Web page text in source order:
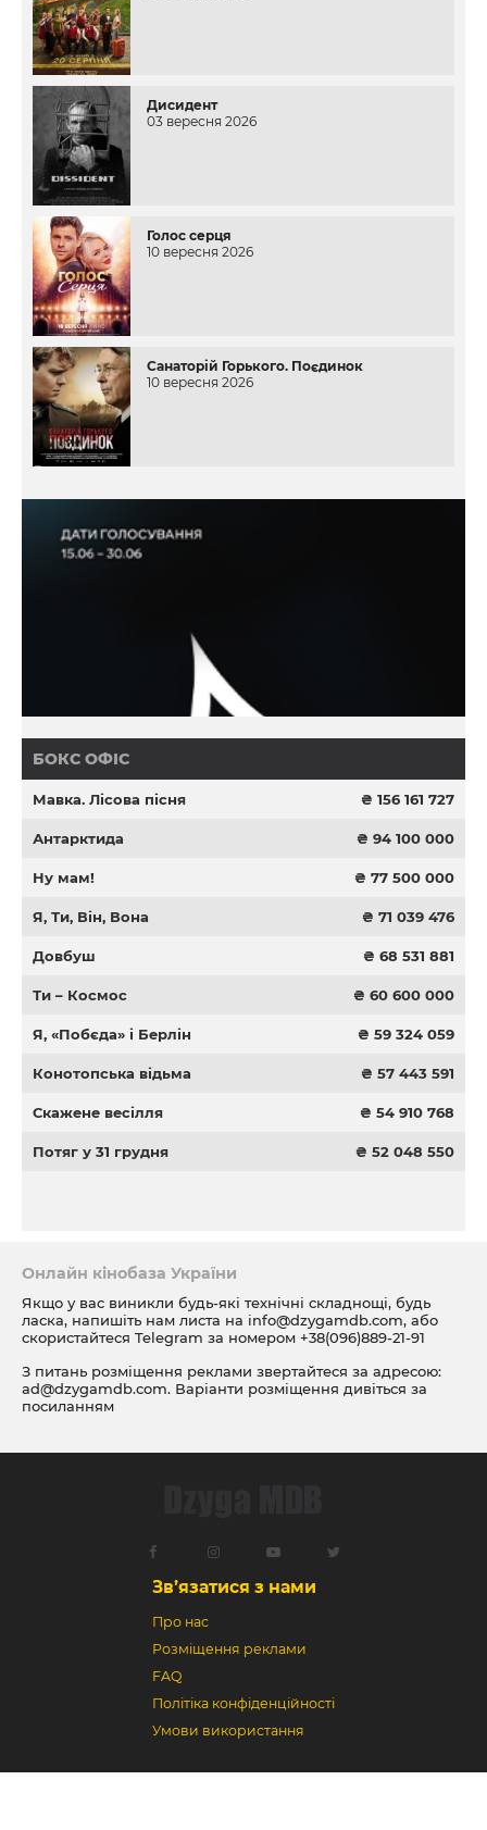
Дисидент
03 вересня 2026
Голос серця
10 вересня 2026
Санаторій Горького. Поєдинок
10 вересня 2026
БОКС ОФІС
Мавка. Лісова пісня ₴ 156 161 727
Антарктида ₴ 94 100 000
Ну мам! ₴ 77 500 000
Я, Ти, Він, Вона ₴ 71 039 476
Довбуш ₴ 68 531 881
Ти – Космос ₴ 60 600 000
Я, «Побєда» і Берлін ₴ 59 324 059
Конотопська відьма ₴ 57 443 591
Скажене весілля ₴ 54 910 768
Потяг у 31 грудня ₴ 52 048 550
Онлайн кінобаза України
Якщо у вас виникли будь-які технічні складнощі, будь
ласка, напишіть нам листа на info@dzygamdb.com, або
скористайтеся Telegram за номером +38(096)889-21-91
З питань розміщення реклами звертайтеся за адресою:
ad@dzygamdb.com. Варіанти розміщення дивіться за
посиланням
Зв’язатися з нами
Про нас
Розміщення реклами
FAQ
Політіка конфіденційності
Умови використання